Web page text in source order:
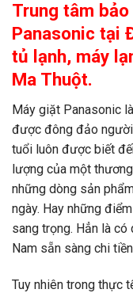
Trung tâm
Panasonic tại
tủ lạnh, máy
Ma Thuột.
Máy giặt Panasonic
được đông đảo
tuổi luôn được biết
lượng của một
những dòng sản
ngày. Hay những
sang trọng. Hẳn là
Nam sẵn sàng chi
Tuy nhiên trong thực